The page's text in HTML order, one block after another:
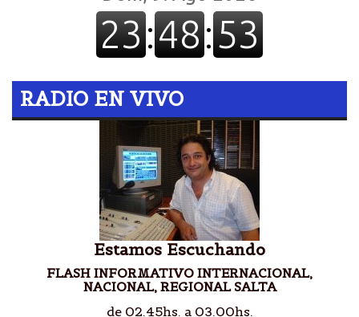
RADIO EN VIVO
Estamos Escuchando
FLASH INFORMATIVO INTERNACIONAL,
NACIONAL, REGIONAL SALTA
de 02.45hs. a 03.00hs.